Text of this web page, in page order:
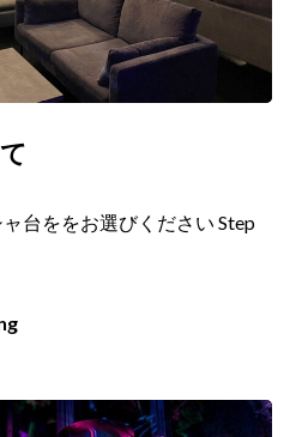
台ををお選びください Step